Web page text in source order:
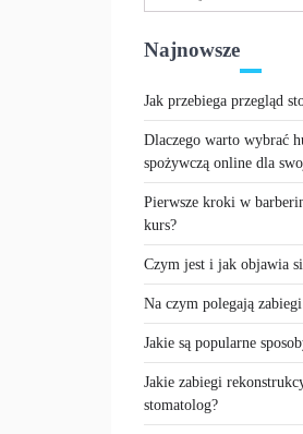
Najnowsze
Jak przebiega przegląd
Dlaczego warto wybrać
spożywczą online dla
Pierwsze kroki w
kurs?
Czym jest i jak objawia
Na czym polegają
Jakie są popularne
Jakie zabiegi
stomatolog?